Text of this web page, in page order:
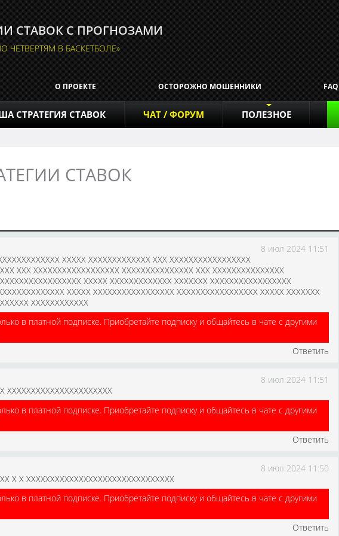
СТАВОК С ПРОГНОЗАМИ
ЧЕТВЕРТЯМ В БАСКЕТБОЛЕ»
О ПРОЕКТЕ ОСТОРОЖНО МОШЕННИКИ FAQ
СТРАТЕГИЯ СТАВОК ЧАТ / ФОРУМ ПОЛЕЗНОЕ
СТАВОК
8 июл 2024 11:51
XXXXX XXXXXXXXXXXXX XXX XXXXXXXXXXXXXXXXX
XXX XXXXXXXXXXXXXXXXXX XXXXXXXXXXXXXXX XXX XXXXXXXXXXXXXXX
XXXXX XXXXXXXXXXXXX XXXXXXX XXXXXXXXXXXXXXXXX
XXXXX XXXXXXXXXXXXXXXXX XXXXXXXXXXXXXXXXX XXXXX XXXXXXX
XXXXXXXXXXXX
в платной подписке. Приобретайте подписку и общайтесь в чате с другими
Ответить
8 июл 2024 11:51
XXXXXXXXXXXXXXXXXXXXXX
в платной подписке. Приобретайте подписку и общайтесь в чате с другими
Ответить
8 июл 2024 11:50
X X XXXXXXXXXXXXXXXXXXXXXXXXXXXXXXX
в платной подписке. Приобретайте подписку и общайтесь в чате с другими
Ответить